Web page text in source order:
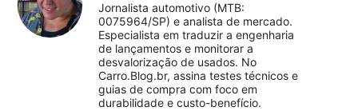
Jornalista automotivo (MTB:
0075964/SP) e analista de mercado.
Especialista em traduzir a engenharia
de lançamentos e monitorar a
desvalorização de usados. No
Carro.Blog.br, assina testes técnicos e
guias de compra com foco em
durabilidade e custo-benefício.